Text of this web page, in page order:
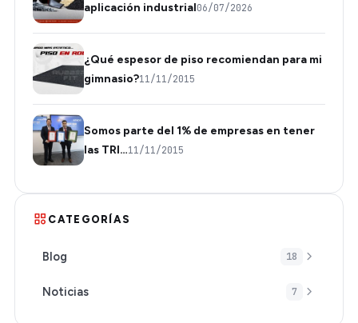
aplicación industrial06/07/2026
¿Qué espesor de piso recomiendan para mi
gimnasio?11/11/2015
Somos parte del 1% de empresas en tener
las TRI…11/11/2015
CATEGORÍAS
Blog 18
Noticias 7